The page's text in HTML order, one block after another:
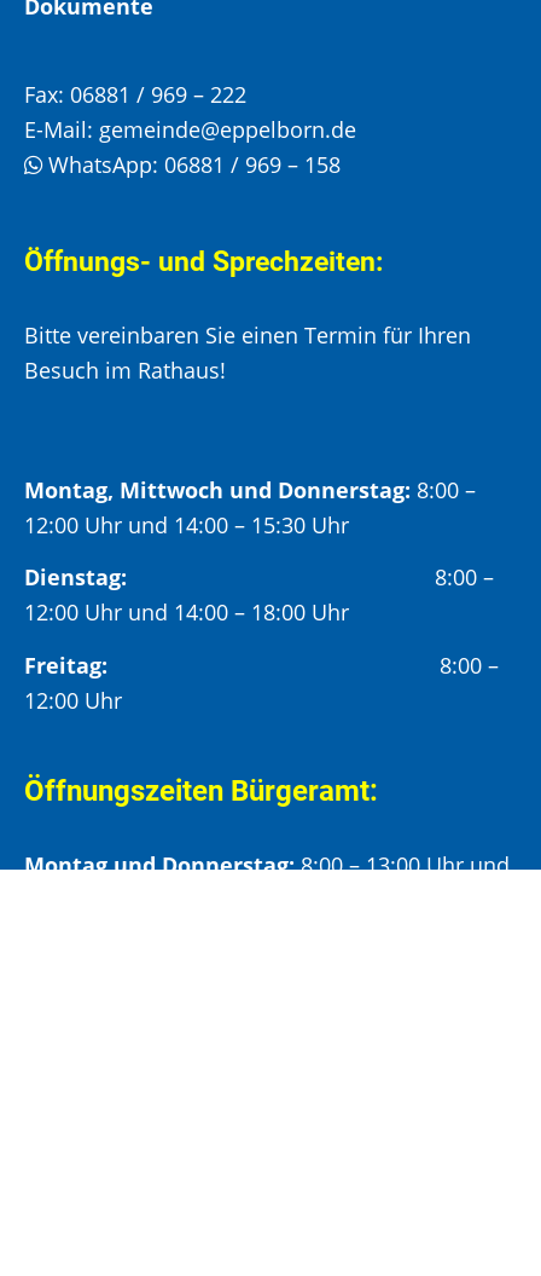
Fax: 06881 / 969 – 222
E-Mail: gemeinde@eppelborn.de
WhatsApp: 06881 / 969 – 158
Öffnungs- und Sprechzeiten:
Bitte vereinbaren Sie einen Termin für Ihren
Besuch im Rathaus!
Montag, Mittwoch und Donnerstag: 8:00 –
12:00 Uhr und 14:00 – 15:30 Uhr
Dienstag: 8:00 –
12:00 Uhr und 14:00 – 18:00 Uhr
Freitag:
8:00 –
12:00 Uhr
Öffnungszeiten Bürgeramt:
Montag und Donnerstag:8:00 – 13:00 Uhr und